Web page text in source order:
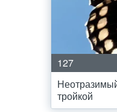
127
тройкой